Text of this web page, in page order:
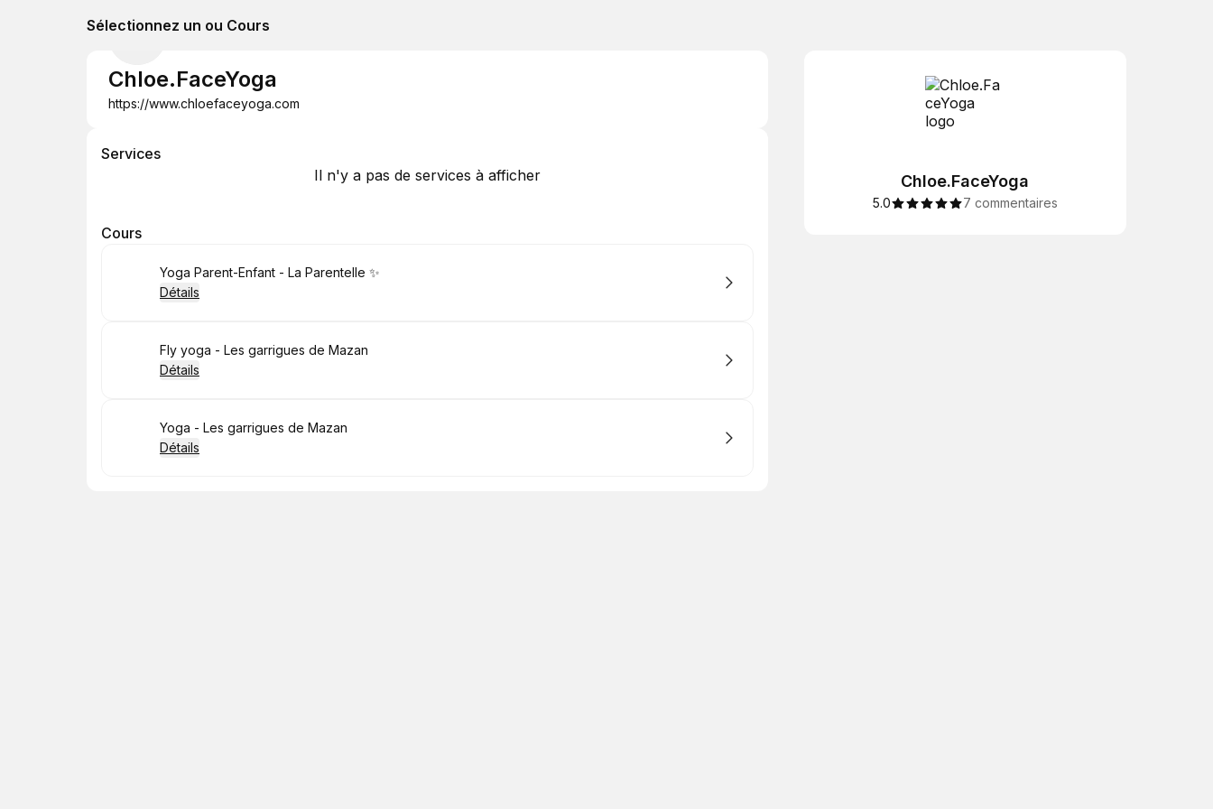
Sélectionnez un ou Cours
Chloe.FaceYoga
https://www.chloefaceyoga.com
Services
Il n'y a pas de services à afficher
Cours
Réserver
Yoga Parent-Enfant - La Parentelle ✨
Détails
Réserver
Fly yoga - Les garrigues de Mazan
Détails
Réserver
Yoga - Les garrigues de Mazan
Détails
Chloe.FaceYoga
5.0 7 commentaires